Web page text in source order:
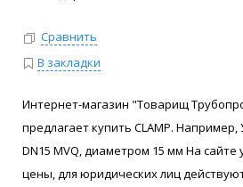
Сравнить
В закладки
Интернет-магазин "Товарищ
предлагает купить CLAMP. Например,
DN15 MVQ, диаметром 15 мм На
цены, для юридических лиц